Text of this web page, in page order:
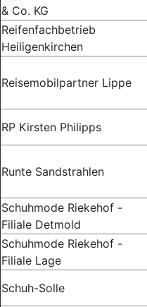
& Co. KG
Reifenfachbetrieb
Heiligenkirchen
Reisemobilpartner Lippe
RP Kirsten Philipps
Runte Sandstrahlen
Schuhmode Riekehof -
Filiale Detmold
Schuhmode Riekehof -
Filiale Lage
Schuh-Solle